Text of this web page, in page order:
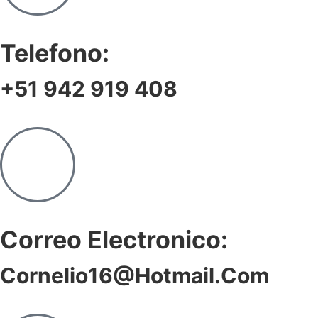
Telefono:
+51 942 919 408
Correo Electronico:
Cornelio16@hotmail.com